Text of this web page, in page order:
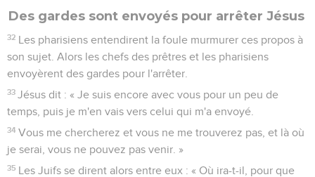
Des gardes sont envoyés pour arrêter Jésus
32 Les pharisiens entendirent la foule murmurer ces propos à
son sujet. Alors les chefs des prêtres et les pharisiens
envoyèrent des gardes pour l'arrêter.
33 Jésus dit : « Je suis encore avec vous pour un peu de
temps, puis je m'en vais vers celui qui m'a envoyé.
34 Vous me chercherez et vous ne me trouverez pas, et là où
je serai, vous ne pouvez pas venir. »
35 Les Juifs se dirent alors entre eux : « Où ira-t-il, pour que